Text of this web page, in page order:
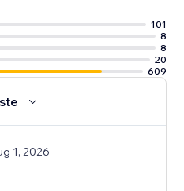
101
8
8
20
609
1, 2026